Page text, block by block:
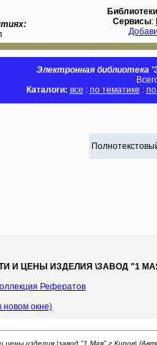
Библиотеки
Сервисы:
Электронная библиотека
Каталоги: все : по тематике :
И ЦЕНЫ ИЗДЕЛИЯ \ЗАВОД "1
Рефератов
новом окне)
изделия \завод "1 Мая" г.Киров\